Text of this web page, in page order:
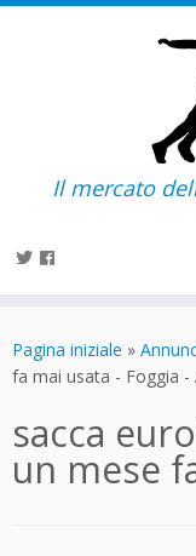
contenuto
Il mercato
Pagina iniziale »
fa mai usata - Foggia -
sacca
un mese